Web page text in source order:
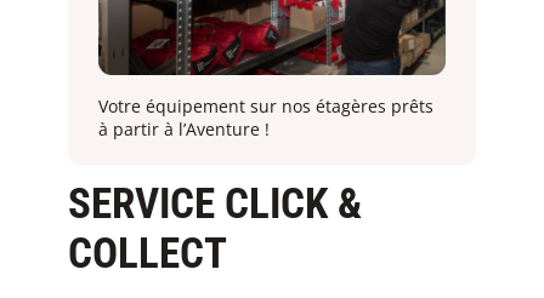
SERVICE CLICK &
COLLECT
Votre équipement sur nos étagères prêts
à partir à l’Aventure !